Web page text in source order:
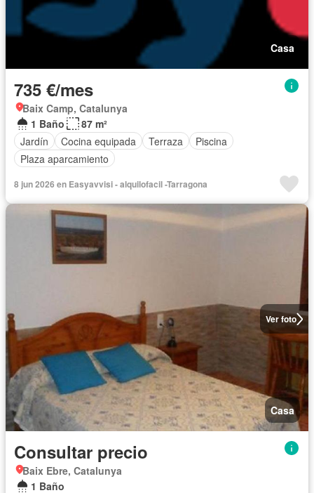
Casa
735 €/mes
Baix Camp, Catalunya
1 Baño
87 m²
Jardín
Cocina equipada Terraza
Piscina
Plaza aparcamiento
8 jun 2026 en Easyavvisi - alquilofacil -Tarragona
Ver foto
Casa
Consultar precio
Baix Ebre, Catalunya
1 Baño